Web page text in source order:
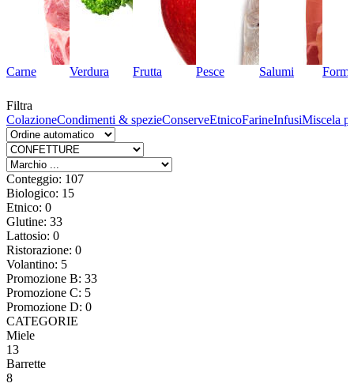
Carne Verdura Frutta Pesce Salumi
Filtra
ColazioneCondimenti & spezieConserveEtnicoFarineInfusiMiscela
Conteggio: 107
Biologico: 15
Etnico: 0
Glutine: 33
Lattosio: 0
Ristorazione: 0
Volantino: 5
Promozione B: 33
Promozione C: 5
Promozione D: 0
CATEGORIE
Miele
13
Barrette
8